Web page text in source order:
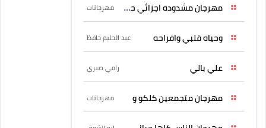
مهرجان مشدوده اجزائي حربونى مهرجانات
وحياه قلبي وافراحه عبد الحليم حافظ
علي بالي رامي صبري
مهرجان متجمعين كلكو و مهرجانات